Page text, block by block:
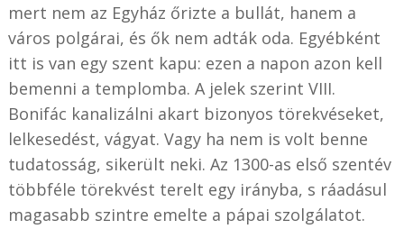
mert nem az Egyház őrizte a bullát, hanem a
város polgárai, és ők nem adták oda. Egyébként
itt is van egy szent kapu: ezen a napon azon kell
bemenni a templomba. A jelek szerint VIII.
Bonifác kanalizálni akart bizonyos törekvéseket,
lelkesedést, vágyat. Vagy ha nem is volt benne
tudatosság, sikerült neki. Az 1300-as első szentév
többféle törekvést terelt egy irányba, s ráadásul
magasabb szintre emelte a pápai szolgálatot.